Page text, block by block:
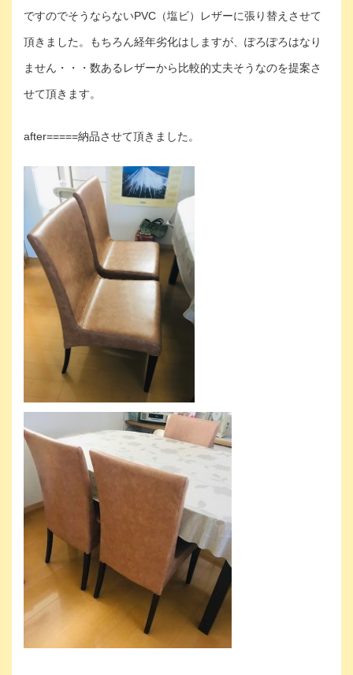
ですのでそうならないPVC（塩ビ）レザーに張り替えさせて
頂きました。もちろん経年劣化はしますが、ぽろぽろはなり
ません・・・数あるレザーから比較的丈夫そうなのを提案さ
せて頂きます。
after=====納品させて頂きました。